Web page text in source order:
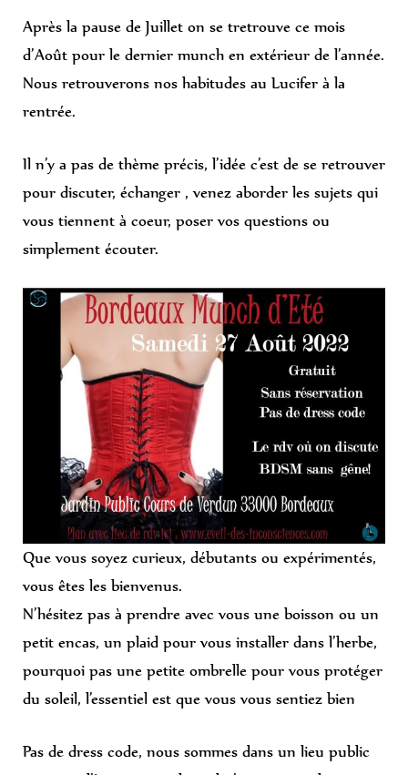
Après la pause de Juillet on se tretrouve ce mois
d’Août pour le dernier munch en extérieur de l’année.
Nous retrouverons nos habitudes au Lucifer à la
rentrée.
Il n’y a pas de thème précis, l’idée c’est de se retrouver
pour discuter, échanger , venez aborder les sujets qui
vous tiennent à coeur, poser vos questions ou
simplement écouter.
Que vous soyez curieux, débutants ou expérimentés,
vous êtes les bienvenus.
N’hésitez pas à prendre avec vous une boisson ou un
petit encas, un plaid pour vous installer dans l’herbe,
pourquoi pas une petite ombrelle pour vous protéger
du soleil, l’essentiel est que vous vous sentiez bien
Pas de dress code, nous sommes dans un lieu public